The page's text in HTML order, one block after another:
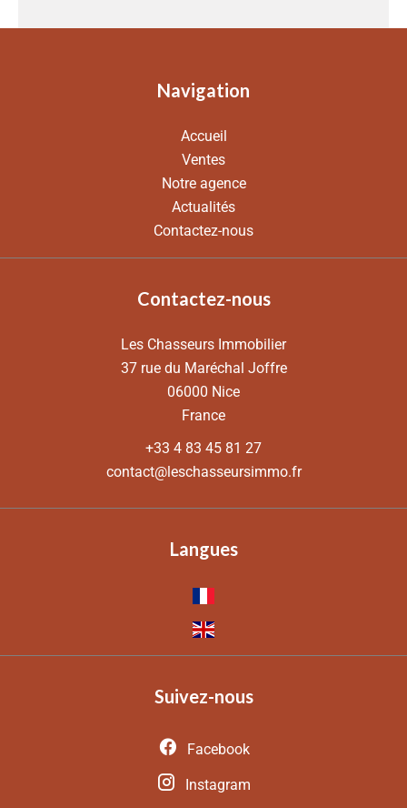
Navigation
Accueil
Ventes
Notre agence
Actualités
Contactez-nous
Contactez-nous
Les Chasseurs Immobilier
37 rue du Maréchal Joffre
06000 Nice
France
+33 4 83 45 81 27
contact@leschasseursimmo.fr
Langues
Suivez-nous
Facebook
Instagram